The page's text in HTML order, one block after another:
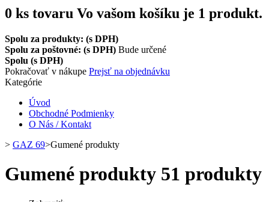
0 ks tovaru Vo vašom košíku je 1 produkt.
Spolu za produkty: (s DPH)
Spolu za poštovné: (s DPH) Bude určené
Spolu (s DPH)
Pokračovať v nákupe Prejsť na objednávku
Kategórie
Úvod
Obchodné Podmienky
O Nás / Kontakt
> GAZ 69>Gumené produkty
Gumené produkty 51 produkty